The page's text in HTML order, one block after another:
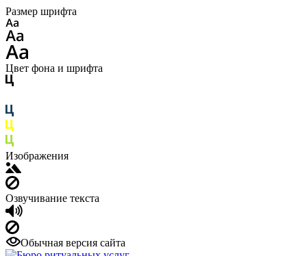
Размер шрифта
Цвет фона и шрифта
Изображения
Озвучивание текста
Обычная версия сайта